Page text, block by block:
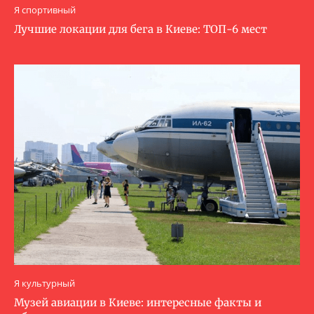
Я спортивный
Лучшие локации для бега в Киеве: ТОП-6 мест
Я культурный
Музей авиации в Киеве: интересные факты и